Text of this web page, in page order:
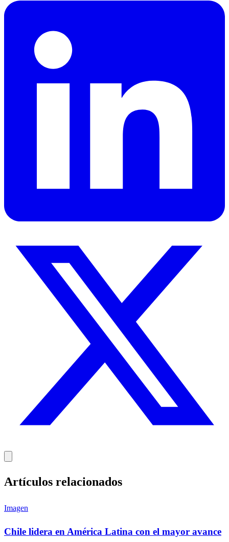
Artículos relacionados
Imagen
Chile lidera en América Latina con el mayor avance